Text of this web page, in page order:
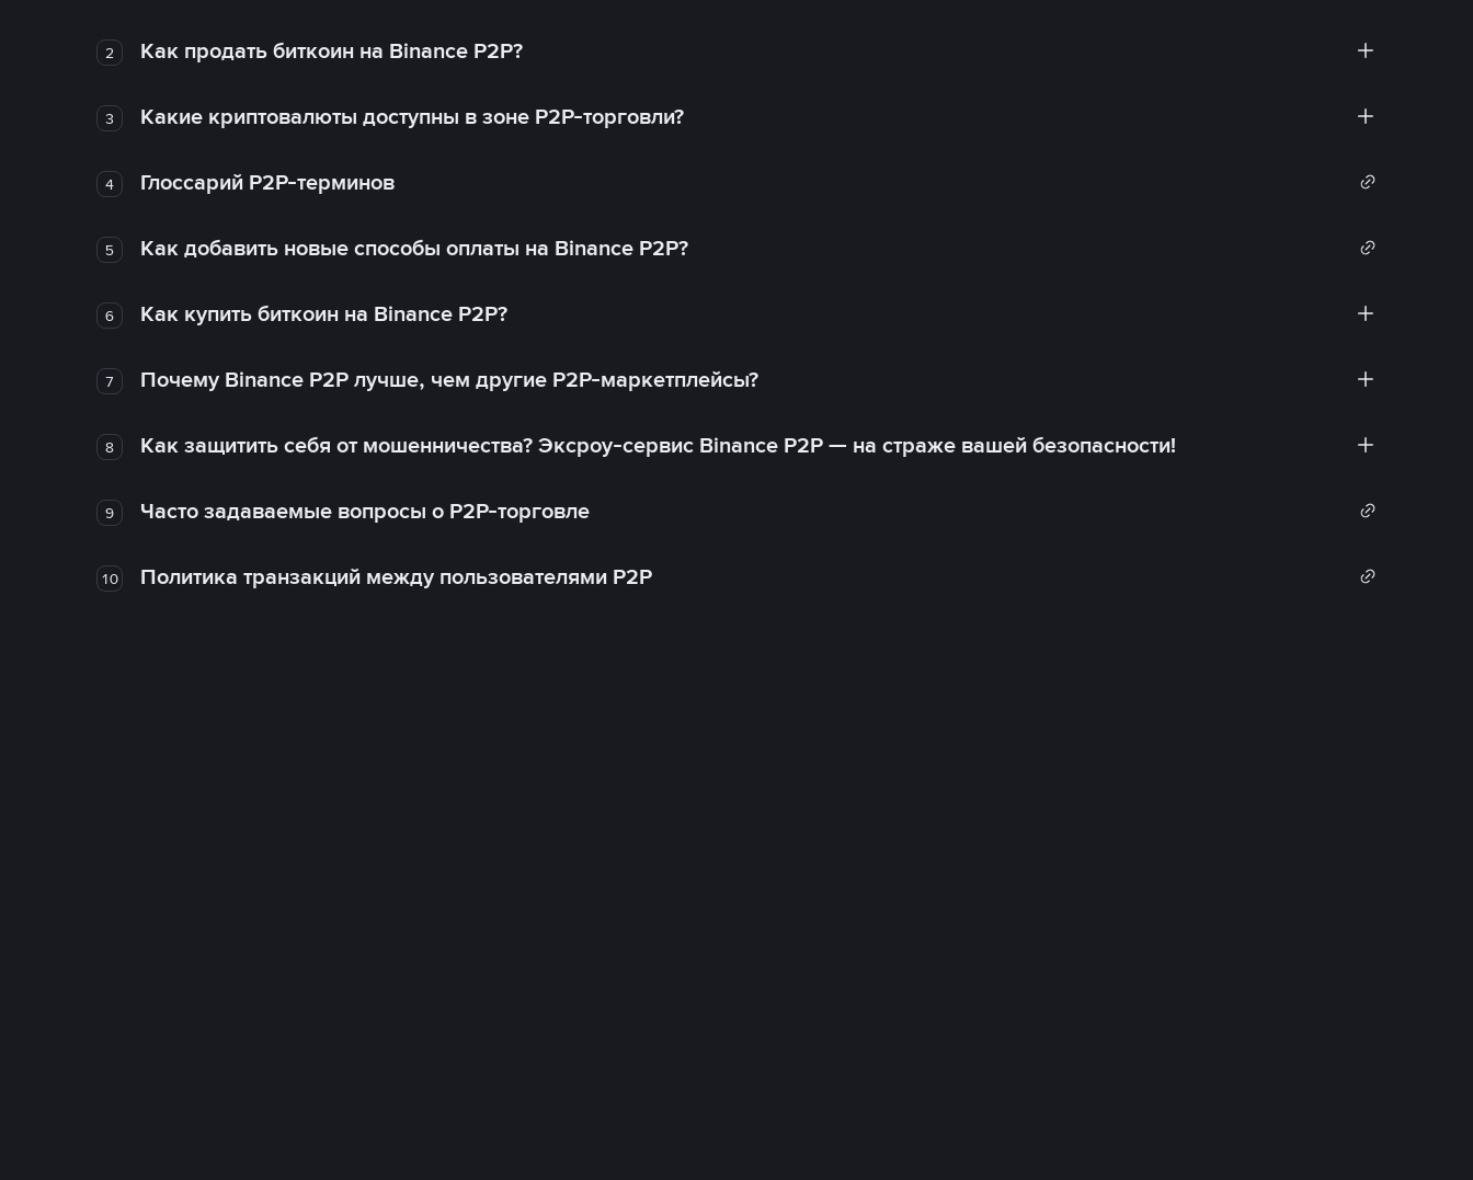
2 Как продать биткоин на Binance P2P?
3 Какие криптовалюты доступны в зоне P2P-торговли?
4 Глоссарий P2P-терминов
5 Как добавить новые способы оплаты на Binance P2P?
6 Как купить биткоин на Binance P2P?
7 Почему Binance P2P лучше, чем другие P2P-маркетплейсы?
8 Как защитить себя от мошенничества? Эксроу-сервис Binance P2P — на страже вашей безопасности!
9 Часто задаваемые вопросы о P2P-торговле
10 Политика транзакций между пользователями P2P